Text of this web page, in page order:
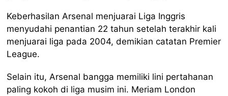
Keberhasilan Arsenal menjuarai Liga Inggris
menyudahi penantian 22 tahun setelah terakhir kali
menjuarai liga pada 2004, demikian catatan Premier
League.
Selain itu, Arsenal bangga memiliki lini pertahanan
paling kokoh di liga musim ini. Meriam London